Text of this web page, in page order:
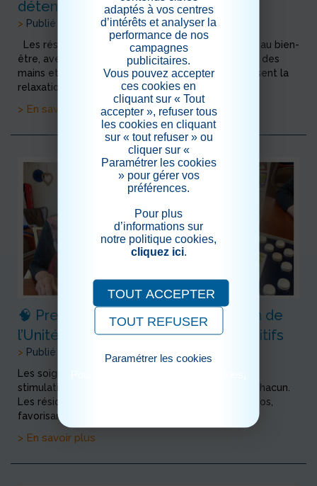
détente
> Publié le 18/06/2026
Les résidents ont profité de moments consacrés au bien-
être, avec des séances de manucure, de massage des
mains et de détente. Ces temps privilégiés favorisent la
relaxation, le conf...
> En savoir plus
🧠 Première quinzaine de juin au sein de
l’Unité Protégée – Les ateliers cognitifs
> Publié le 18/06/2026
Les soignantes ont proposé plusieurs activités de
stimulation cognitive adaptées aux capacités de chacun.
Les résidents ont participé à des parties de dominos,
favorisant l’attention, la r&eac...
> En savoir plus
adaptés à vos centres
d’intérêts et analyser la
performance de nos
campagnes
publicitaires.
Vous pouvez accepter
ces cookies en
cliquant sur « Tout
accepter », refuser tous
les cookies en cliquant
sur « tout refuser » ou
cliquer sur «
Paramétrer les cookies
» pour gérer vos
préférences.
Pour plus
d’informations sur
notre politique cookies,
cliquez ici.
TOUT ACCEPTER
TOUT REFUSER
Paramétrer les cookies